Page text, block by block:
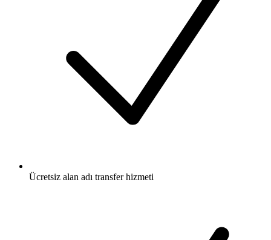
Ücretsiz alan adı transfer hizmeti